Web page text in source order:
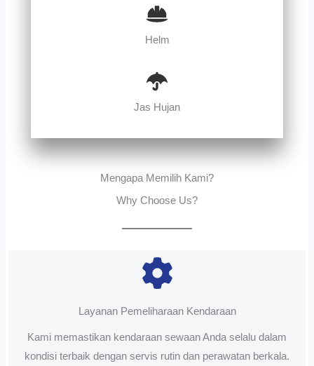
Helm
Jas Hujan
Mengapa Memilih Kami?
Why Choose Us?
Layanan Pemeliharaan Kendaraan
Kami memastikan kendaraan sewaan Anda selalu dalam
kondisi terbaik dengan servis rutin dan perawatan berkala.